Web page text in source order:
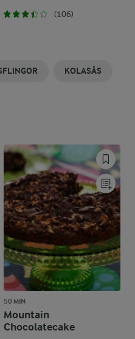
(106)
KOLASÅS
50 MIN
Mountain
Chocolatecake